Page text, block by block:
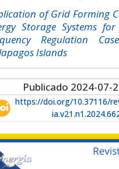
of Grid Forming
Storage Systems
Regulation
Islands
Publicado 2024-07-
https://doi.org/10.37116/